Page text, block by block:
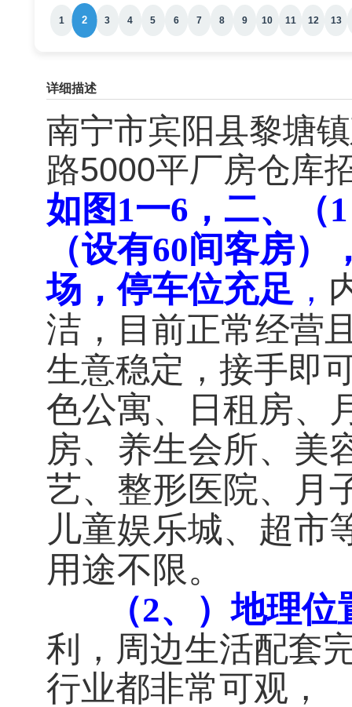
1 2 3 4 5 6 7 8 9 10 11 12 13
详细描述
南宁市宾阳县黎塘镇
路5000平厂房仓库
如图1一6， 二、（
（设有60间客房）
场，停车位充足 ，
洁， 目前正常经营
生意稳定，接手即
色公寓、日租房、
房、养生会所、美
艺、整形医院、月
儿童娱乐城、超市
用途不限。
（2、）地理位
利，周边生活配套
行业都非常可观，